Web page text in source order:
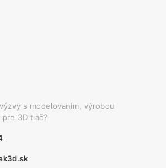
s modelovaním, výrobou
3D tlač?